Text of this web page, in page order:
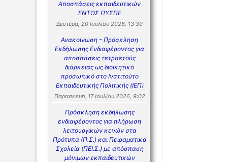
Αποσπάσεις εκπαιδευτικών
ΕΝΤΟΣ ΠΥΣΠΕ
Δευτέρα, 20 Ιουλίου 2026, 13:39
Ανακοίνωση – Πρόσκληση
Εκδήλωσης Ενδιαφέροντος για
αποσπάσεις τετραετούς
διάρκειας ως διοικητικό
προσωπικό στο Ινστιτούτο
Εκπαιδευτικής Πολιτικής (ΙΕΠ)
Παρασκευή, 17 Ιουλίου 2026, 9:02
Πρόσκληση εκδήλωσης
ενδιαφέροντος για πλήρωση
λειτουργικών κενών στα
Πρότυπα (Π.Σ.) και Πειραματικά
Σχολεία (ΠΕΙ.Σ.) με απόσπαση
μόνιμων εκπαιδευτικών